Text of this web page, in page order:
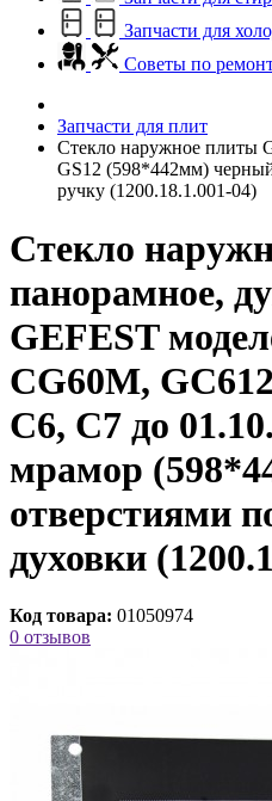
Запчасти для
Советы по
Запчасти для плит
Стекло наружное плиты
GS12 (598*442мм)
ручку (1200.18.1.001-04)
Стекло
панорамное,
GEFEST
CG60M,
С6, С7 до
мрамор
отверстиями
духовки
Код товара: 01050974
0 отзывов